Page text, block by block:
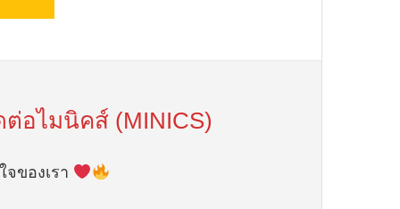
อไมนิคส์ (MINICS)
ของเรา